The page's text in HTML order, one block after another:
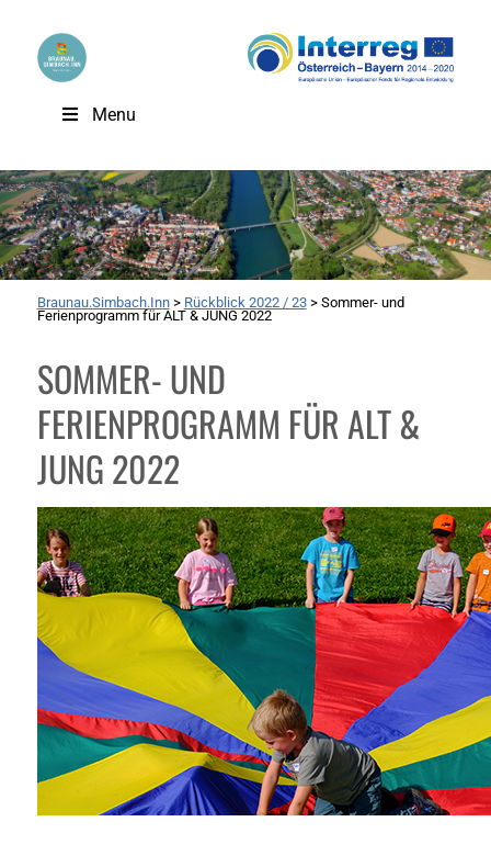
Menu
Braunau.Simbach.Inn> Rückblick 2022 / 23> Sommer- und
Ferienprogramm für ALT & JUNG 2022
SOMMER- UND
FERIENPROGRAMM FÜR ALT &
JUNG 2022